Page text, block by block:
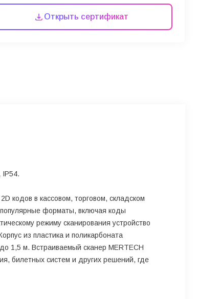
Открыть сертификат
IP54.
кодов в кассовом, торговом, складском
форматы, включая коды
режиму сканирования устройство
из пластика и поликарбоната
1,5 м. Встраиваемый сканер MERTECH
билетных систем и других решений, где